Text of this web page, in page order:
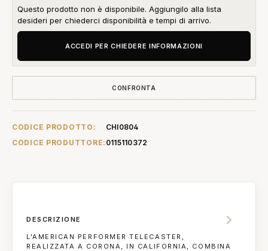
Questo prodotto non è disponibile. Aggiungilo alla lista
desideri per chiederci disponibilità e tempi di arrivo.
ACCEDI PER CHIEDERE INFORMAZIONI
CONFRONTA
CODICE PRODOTTO:
CHI0804
CODICE PRODUTTORE: 0115110372
DESCRIZIONE
L'AMERICAN PERFORMER TELECASTER,
REALIZZATA A CORONA, IN CALIFORNIA, COMBINA